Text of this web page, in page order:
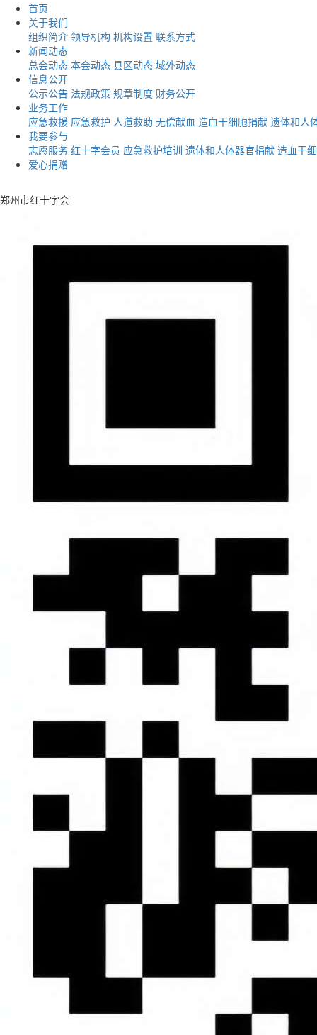
首页
关于我们
组织简介 领导机构 机构设置 联系方式
新闻动态
总会动态 本会动态 县区动态 域外动态
信息公开
公示公告 法规政策 规章制度 财务公开
业务工作
应急救援 应急救护 人道救助 无偿献血 造血干细胞捐献 遗体和人
我要参与
志愿服务 红十字会员 应急救护培训 遗体和人体器官捐献 造血干
爱心捐赠
郑州市红十字会